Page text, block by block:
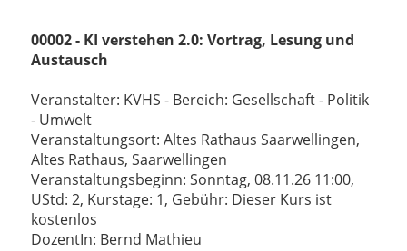
00002 - KI verstehen 2.0: Vortrag, Lesung und
Austausch
Veranstalter: KVHS - Bereich: Gesellschaft - Politik
- Umwelt
Veranstaltungsort: Altes Rathaus Saarwellingen,
Altes Rathaus, Saarwellingen
Veranstaltungsbeginn: Sonntag, 08.11.26 11:00,
UStd: 2, Kurstage: 1, Gebühr: Dieser Kurs ist
kostenlos
DozentIn: Bernd Mathieu